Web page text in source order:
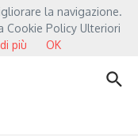
Salve”: la data zero è un
la navigazione.
Cookie Policy Ulteriori
più OK